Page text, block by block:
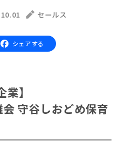
3.0
く
/ 購入
2.0
ス
く
への贈りものとして
す
24回分割払い特別低金利
セールス
シェアする
】
守谷しおどめ保育